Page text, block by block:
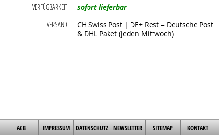
VERFÜGBARKEIT
sofort lieferbar
VERSAND
CH Swiss Post | DE+ Rest = Deutsche Post
& DHL Paket (jeden Mittwoch)
AGB IMPRESSUM DATENSCHUTZ NEWSLETTER SITEMAP KONTAKT